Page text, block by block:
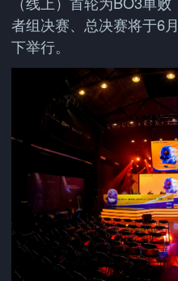
者组决赛、总决赛将于6
下举行。